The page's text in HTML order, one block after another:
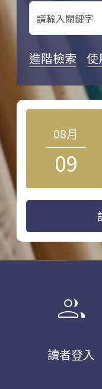
進階檢索 使
08月
09
group
讀者登入